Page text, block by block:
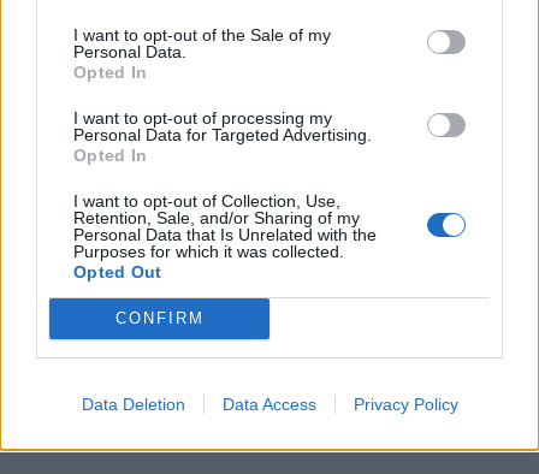
I want to opt-out of the Sale of my
Personal Data.
Opted In
I want to opt-out of processing my
Personal Data for Targeted Advertising.
Opted In
I want to opt-out of Collection, Use,
Retention, Sale, and/or Sharing of my
Personal Data that Is Unrelated with the
Purposes for which it was collected.
Opted Out
CONFIRM
Data Deletion Data Access Privacy Policy
Μελία Κράιλινγκ: «Ο Τζέρεμι Άιρονς δεν
κατάλαβε από την αρχή ότι είμαι Ελληνίδα
πού είμαι»